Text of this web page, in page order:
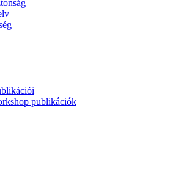
publikációk